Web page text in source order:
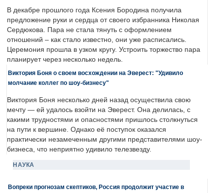
В декабре прошлого года Ксения Бородина получила
предложение руки и сердца от своего избранника Николая
Сердюкова. Пара не стала тянуть с оформлением
отношений – как стало известно, они уже расписались.
Церемония прошла в узком кругу. Устроить торжество пара
планирует через несколько недель.
Виктория Боня о своем восхождении на Эверест: "Удивило
молчание коллег по шоу-бизнесу"
Виктория Боня несколько дней назад осуществила свою
мечту — ей удалось взойти на Эверест. Она делилась, с
какими трудностями и опасностями пришлось столкнуться
на пути к вершине. Однако её поступок оказался
практически незамеченным другими представителями шоу-
бизнеса, что неприятно удивило телезвезду.
НАУКА
Вопреки прогнозам скептиков, Россия продолжит участие в